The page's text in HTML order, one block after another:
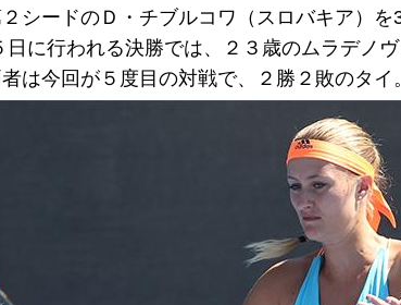
シードのＤ・チブルコワ（スロバキア）
に行われる決勝では、２３歳のムラデノ
は今回が５度目の対戦で、２勝２敗のタイ。